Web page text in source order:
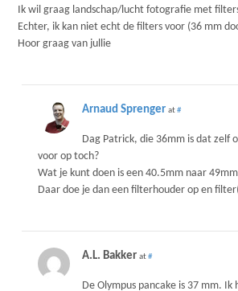
Ik wil graag landschap/lucht fotografie met
Echter, ik kan niet echt de filters voor (36 mm
Hoor graag van jullie
Arnaud Sprenger at#
Dag Patrick, die 36mm is dat
voor op toch?
Wat je kunt doen is een 40.5mm naar
Daar doe je dan een filterhouder op en
A.L. Bakker at#
De Olympus pancake is 37 mm. Ik